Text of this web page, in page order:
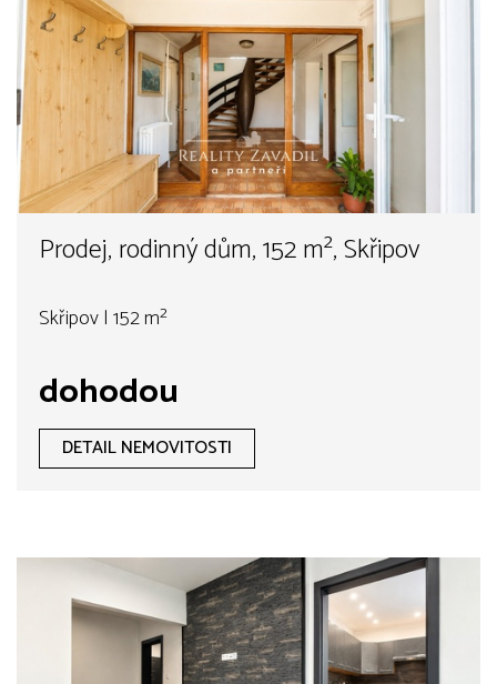
Prodej, rodinný dům, 152 m², Skřipov
Skřipov | 152 m²
dohodou
DETAIL NEMOVITOSTI